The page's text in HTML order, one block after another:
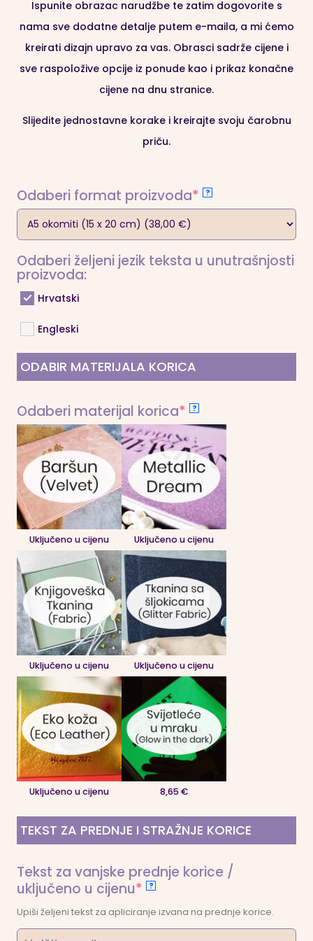
rasporede, ideje za dekoraciju i još mnogo toga, naš
Planer vam pomaže da ostanete organizirani i
fokusirani na najvažnije zadatke.Praktičnost je ključ
uspješnog planiranja, a naš Wedding Planner
najmanji detalj ne bude zanemaren,
🌟 Stvorite vlastitu vjenčanu priču s ovim posebnim
, gdje svaki detaljodražava vašu ljubav i
započnite put prema savršenom vjenčanju
luksuza i osobnosti.
Ispunite obrazac narudžbe te zatim dogovorite s
nama sve dodatne detalje putem e-maila, a mi ćemo
kreirati dizajn upravo za vas. Obrasci sadrže cijene i
sve raspoložive opcije iz ponude kao i prikaz konačne
cijene na dnu stranice.
Slijedite jednostavne korake i kreirajte svoju čarobnu
priču.
Odaberi format proizvoda* (required)
?
Odaberi željeni jezik teksta u unutrašnjosti
proizvoda:
Hrvatski
Engleski
ODABIR MATERIJALA KORICA
Odaberi materijal korica* (required)
?
Uključeno u cijenu Uključeno u cijenu
Uključeno u cijenu Uključeno u cijenu
Uključeno u cijenu 8,65 €
TEKST ZA PREDNJE I STRAŽNJE KORICE
Tekst za vanjske prednje korice /
uključeno u cijenu* (required)
?
Upiši željeni tekst za apliciranje izvana na prednje korice.